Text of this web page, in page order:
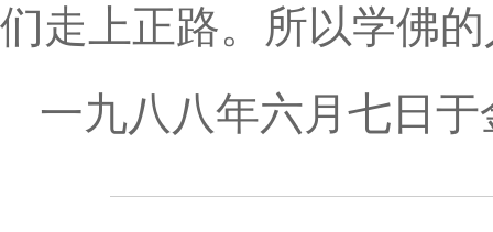
们走上正路。所以学佛
一九八八年六月七日